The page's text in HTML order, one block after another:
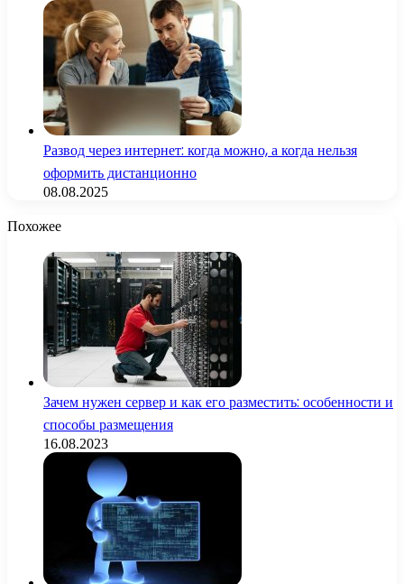
Развод через интернет: когда можно, а когда нельзя
оформить дистанционно
08.08.2025
Похожее
Зачем нужен сервер и как его разместить: особенности и
способы размещения
16.08.2023